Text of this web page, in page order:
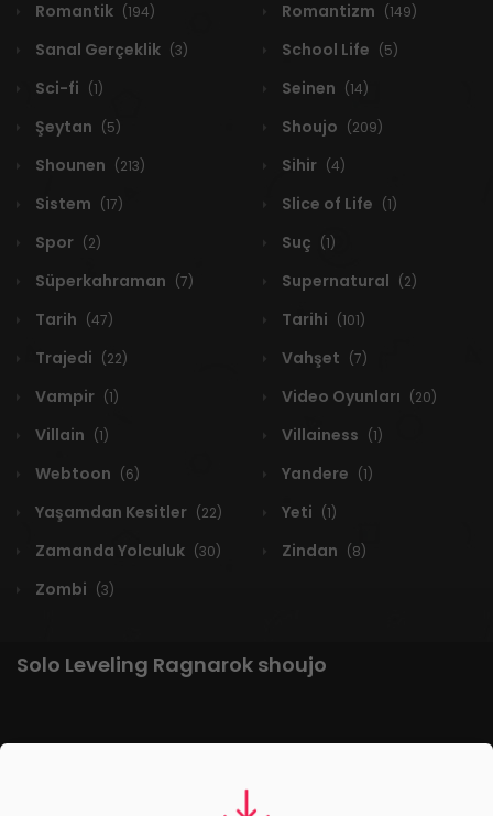
Romantik (194) Romantizm (149)
Sanal Gerçeklik (3) School Life (5)
Sci-fi (1) Seinen (14)
Şeytan (5) Shoujo (209)
Shounen (213) Sihir (4)
Sistem (17) Slice of Life (1)
Spor (2) Suç (1)
Süperkahraman (7) Supernatural (2)
Tarih (47) Tarihi (101)
Trajedi (22) Vahşet (7)
Vampir (1) Video Oyunları (20)
Villain (1) Villainess (1)
Webtoon (6) Yandere (1)
Yaşamdan Kesitler (22) Yeti (1)
Zamanda Yolculuk (30) Zindan (8)
Zombi (3)
Solo Leveling Ragnarok shoujo